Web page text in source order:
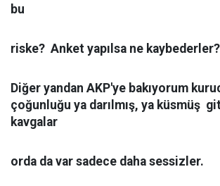
bu
riske? Anket yapılsa ne kaybederler?
Diğer yandan AKP'ye bakıyorum
çoğunluğu ya darılmış, ya küsmüş
kavgalar
orda da var sadece daha sessizler.